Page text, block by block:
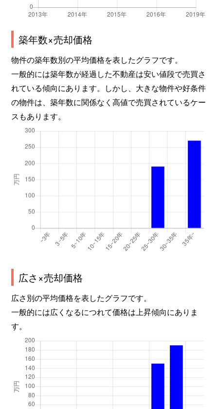
築年数×売却価格
物件の築年数別の平均価格を表したグラフです。
一般的には築年数が経過した不動産は安い値段で売買さ
れている傾向にあります。しかし、大きな物件や好条件
の物件は、築年数に関係なく高値で売買されているケー
スもあります。
広さ×売却価格
広さ別の平均価格を表したグラフです。
一般的には広くなるにつれて価格は上昇傾向にありま
す。